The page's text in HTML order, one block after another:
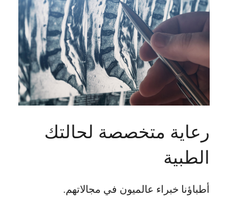
رعاية متخصصة لحالتك
الطبية
أطباؤنا خبراء عالميون في مجالاتهم.